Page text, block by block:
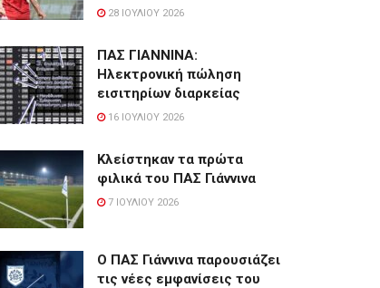
28 ΙΟΥΛΊΟΥ 2026
ΠΑΣ ΓΙΑΝΝΙΝΑ:
Hλεκτρονική πώληση
εισιτηρίων διαρκείας
16 ΙΟΥΛΊΟΥ 2026
Κλείστηκαν τα πρώτα
φιλικά του ΠΑΣ Γιάννινα
7 ΙΟΥΛΊΟΥ 2026
Ο ΠΑΣ Γιάννινα παρουσιάζει
τις νέες εμφανίσεις του